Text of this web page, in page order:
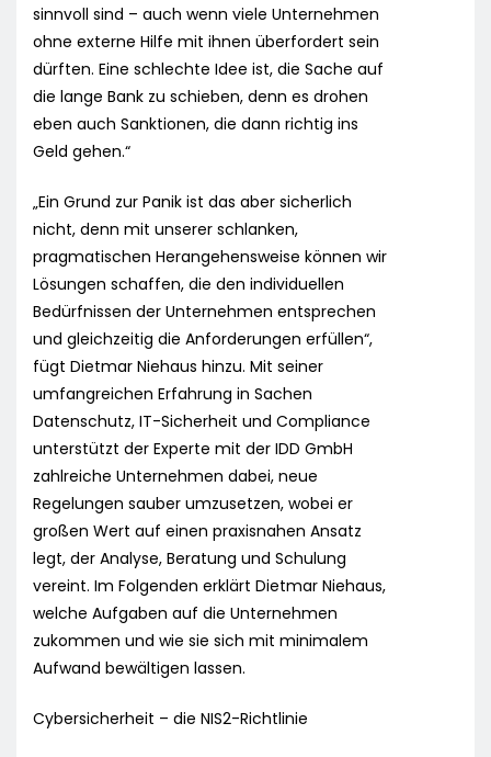
sinnvoll sind – auch wenn viele Unternehmen
ohne externe Hilfe mit ihnen überfordert sein
dürften. Eine schlechte Idee ist, die Sache auf
die lange Bank zu schieben, denn es drohen
eben auch Sanktionen, die dann richtig ins
Geld gehen.“
„Ein Grund zur Panik ist das aber sicherlich
nicht, denn mit unserer schlanken,
pragmatischen Herangehensweise können wir
Lösungen schaffen, die den individuellen
Bedürfnissen der Unternehmen entsprechen
und gleichzeitig die Anforderungen erfüllen“,
fügt Dietmar Niehaus hinzu. Mit seiner
umfangreichen Erfahrung in Sachen
Datenschutz, IT-Sicherheit und Compliance
unterstützt der Experte mit der IDD GmbH
zahlreiche Unternehmen dabei, neue
Regelungen sauber umzusetzen, wobei er
großen Wert auf einen praxisnahen Ansatz
legt, der Analyse, Beratung und Schulung
vereint. Im Folgenden erklärt Dietmar Niehaus,
welche Aufgaben auf die Unternehmen
zukommen und wie sie sich mit minimalem
Aufwand bewältigen lassen.
Cybersicherheit – die NIS2-Richtlinie